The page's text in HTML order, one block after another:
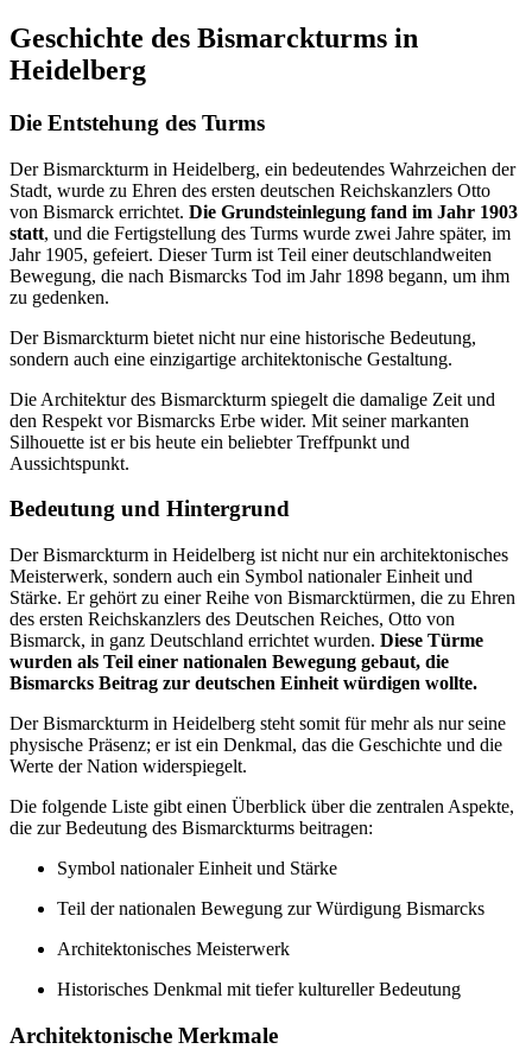
Geschichte des Bismarckturms in
Heidelberg
Die Entstehung des Turms
Der Bismarckturm in Heidelberg, ein bedeutendes Wahrzeichen der
Stadt, wurde zu Ehren des ersten deutschen Reichskanzlers Otto
von Bismarck errichtet. Die Grundsteinlegung fand im Jahr 1903
statt, und die Fertigstellung des Turms wurde zwei Jahre später, im
Jahr 1905, gefeiert. Dieser Turm ist Teil einer deutschlandweiten
Bewegung, die nach Bismarcks Tod im Jahr 1898 begann, um ihm
zu gedenken.
Der Bismarckturm bietet nicht nur eine historische Bedeutung,
sondern auch eine einzigartige architektonische Gestaltung.
Die Architektur des Bismarckturm spiegelt die damalige Zeit und
den Respekt vor Bismarcks Erbe wider. Mit seiner markanten
Silhouette ist er bis heute ein beliebter Treffpunkt und
Aussichtspunkt.
Bedeutung und Hintergrund
Der Bismarckturm in Heidelberg ist nicht nur ein architektonisches
Meisterwerk, sondern auch ein Symbol nationaler Einheit und
Stärke. Er gehört zu einer Reihe von Bismarcktürmen, die zu Ehren
des ersten Reichskanzlers des Deutschen Reiches, Otto von
Bismarck, in ganz Deutschland errichtet wurden. Diese Türme
wurden als Teil einer nationalen Bewegung gebaut, die
Bismarcks Beitrag zur deutschen Einheit würdigen wollte.
Der Bismarckturm in Heidelberg steht somit für mehr als nur seine
physische Präsenz; er ist ein Denkmal, das die Geschichte und die
Werte der Nation widerspiegelt.
Die folgende Liste gibt einen Überblick über die zentralen Aspekte,
die zur Bedeutung des Bismarckturms beitragen:
Symbol nationaler Einheit und Stärke
Teil der nationalen Bewegung zur Würdigung Bismarcks
Architektonisches Meisterwerk
Historisches Denkmal mit tiefer kultureller Bedeutung
Architektonische Merkmale